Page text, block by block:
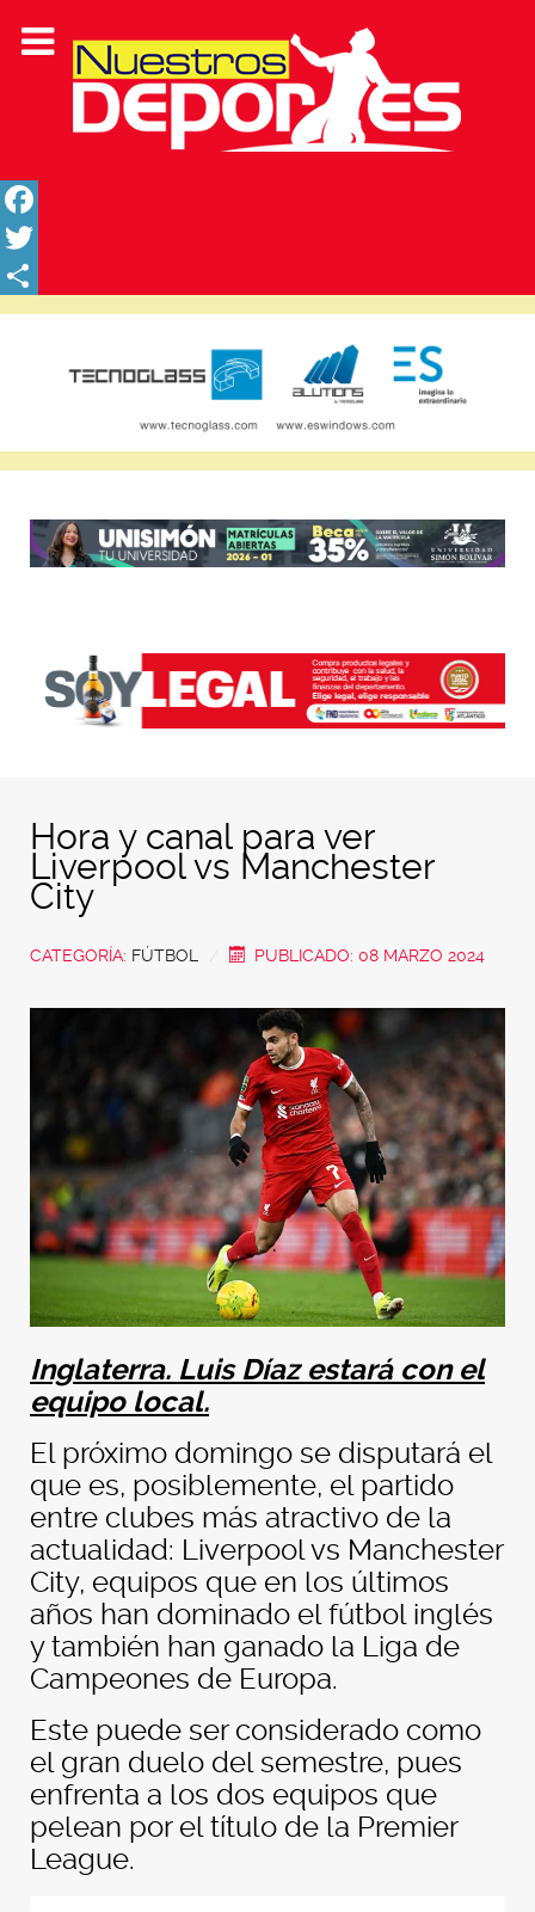
Facebook
Twitter
Share
Hora y canal para ver
Liverpool vs Manchester
City
CATEGORÍA: FÚTBOL PUBLICADO: 08 MARZO 2024
Inglaterra. Luis Díaz estará con el
equipo local.
El próximo domingo se disputará el
que es, posiblemente, el partido
entre clubes más atractivo de la
actualidad: Liverpool vs Manchester
City, equipos que en los últimos
años han dominado el fútbol inglés
y también han ganado la Liga de
Campeones de Europa.
Este puede ser considerado como
el gran duelo del semestre, pues
enfrenta a los dos equipos que
pelean por el título de la Premier
League.